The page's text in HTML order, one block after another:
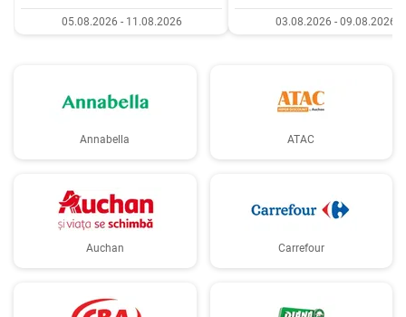
05.08.2026 - 11.08.2026 03.08.2026 - 09.08.2026
Annabella ATAC
Auchan Carrefour